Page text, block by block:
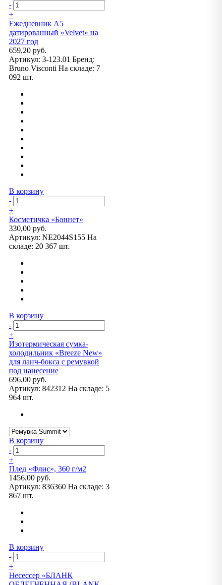
-
+
Ежедневник А5
датированный «Velvet» на
2027 год
659,20 руб.
Артикул: 3-123.01 Бренд:
Bruno Visconti На складе: 7
092 шт.
В корзину
-
+
Косметичка «Боннет»
330,00 руб.
Артикул: NE2044S155 На
складе: 20 367 шт.
В корзину
-
+
Изотермическая сумка-
холодильник «Breeze New»
для ланч-бокса с ремувкой
под нанесение
696,00 руб.
Артикул: 842312 На складе: 5
964 шт.
В корзину
-
+
Плед «Флис», 360 г/м2
1456,00 руб.
Артикул: 836360 На складе: 3
867 шт.
В корзину
-
+
Несессер «БЛАНК